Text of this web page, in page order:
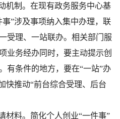
制。在现有政务服务中心基
”涉及事项纳入集中办理，联
受理、一站联办。相关部门服
业务经办同时，要主动提示创
有条件的地方，要在“一站”办
快推动“前台综合受理、后台
料。简化个人创业“一件事”